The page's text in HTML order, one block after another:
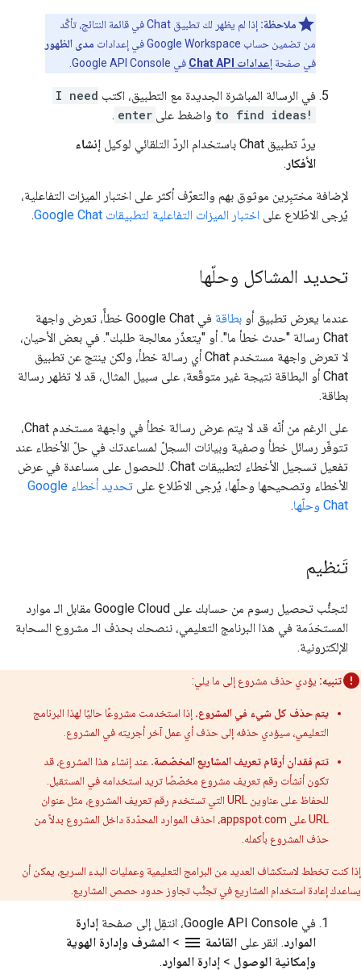
ملاحظة:
إذا لم يظهر لك تطبيق Chat في قائمة النتائج، تأكَّد
من تضمين حساب Google Workspace في إعدادات
مدى الظهور
في صفحة إعدادات Chat API في Google API Console.
في الرسالة المباشرة الجديدة مع التطبيق، اكتب I need
to find ideas! واضغط على enter
.
يردّ تطبيق Chat باستخدام الردّ التلقائي لوكيل
إنشاء
الأفكار .
لإضافة مختبِرين موثوق بهم والتعرّف أكثر على اختبار الميزات التفاعلية،
يُرجى الاطّلاع على اختبار الميزات التفاعلية لتطبيقات Google Chat .
تحديد المشاكل وحلّها
عندما يعرض تطبيق أو بطاقة
في Google Chat خطأً، تعرض واجهة
Chat رسالة "حدث خطأ ما". أو "يتعذّر معالجة طلبك". في بعض الأحيان،
لا تعرض واجهة مستخدم Chat أي رسالة خطأ، ولكن ينتج عن تطبيق
Chat أو البطاقة نتيجة غير متوقّعة، على سبيل المثال، قد لا تظهر رسالة
بطاقة.
على الرغم من أنّه قد لا يتم عرض رسالة خطأ في واجهة مستخدم Chat،
تتوفّر رسائل خطأ وصفية وبيانات السجلّ لمساعدتك في حلّ الأخطاء عند
تفعيل تسجيل الأخطاء لتطبيقات Chat. للحصول على مساعدة في عرض
الأخطاء وتصحيحها وحلّها، يُرجى الاطّلاع على
تحديد أخطاء Google
Chat وحلّها
.
تَنظيم
لتجنُّب تحصيل رسوم من حسابك على Google Cloud مقابل الـ موارد
المستخدَمة في هذا البرنامج التعليمي، ننصحك بحذف الـ مشروع السحابة
الإلكترونية.
تنبيه: يؤدي حذف مشروع إلى ما يلي:
يتم حذف كل شيء في المشروع. إذا استخدمت مشروعًا حاليًا لهذا البرنامج
التعليمي، سيؤدي حذفه إلى حذف أي عمل آخر أجريته في المشروع.
تتم فقدان أرقام تعريف المشاريع المخصّصة. عند إنشاء هذا المشروع، قد
تكون أنشأت رقم تعريف مشروع مخصّصًا تريد استخدامه في المستقبل.
للحفاظ على عناوين URL التي تستخدم رقم تعريف المشروع، مثل عنوان
URL على appspot.com، احذف الموارد المحدّدة داخل المشروع بدلاً من
حذف المشروع بأكمله.
إذا كنت تخطط لاستكشاف العديد من البرامج التعليمية وعمليات البدء السريع، يمكن أن
يساعدك إعادة استخدام المشاريع في تجنُّب تجاوز حدود حصص المشاريع.
في Google API Console، انتقِل إلى صفحة
إدارة
الموارد. انقر على القائمة menu
> المشرف وإدارة الهوية
وإمكانية الوصول > إدارة الموارد.